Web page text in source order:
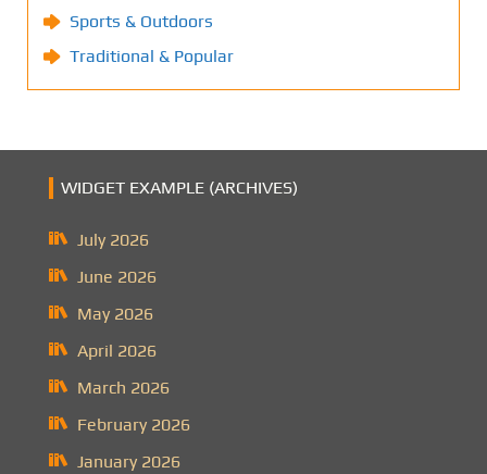
Sports & Outdoors
Traditional & Popular
WIDGET EXAMPLE (ARCHIVES)
July 2026
June 2026
May 2026
April 2026
March 2026
February 2026
January 2026